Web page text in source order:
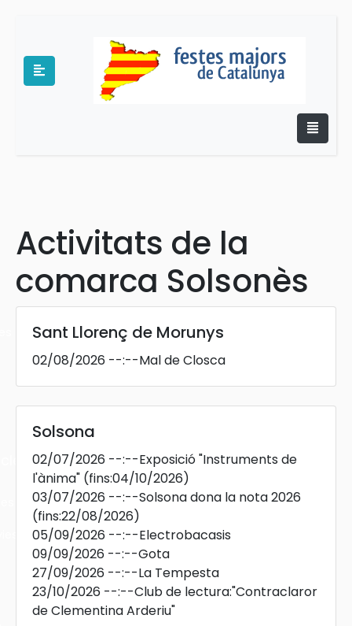
Activitats de la
comarca Solsonès
Sant Llorenç de Morunys
02/08/2026 --:--Mal de Closca
Solsona
02/07/2026 --:--Exposició "Instruments de
l'ànima" (fins:04/10/2026)
03/07/2026 --:--Solsona dona la nota 2026
(fins:22/08/2026)
05/09/2026 --:--Electrobacasis
09/09/2026 --:--Gota
27/09/2026 --:--La Tempesta
23/10/2026 --:--Club de lectura:"Contraclaror
de Clementina Arderiu"